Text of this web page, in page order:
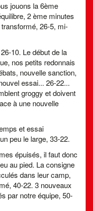
jouons la 6ème
2 ème minutes
26-5, mi-
10. Le début de la
nos petits redonnais
nouvelle sanction,
essai... 26-22...
groggy et doivent
à une nouvelle
et essai
peu le large, 33-22.
épuisés, il faut donc
au pied. La consigne
dans leur camp,
40-22. 3 nouveaux
par notre équipe, 50-